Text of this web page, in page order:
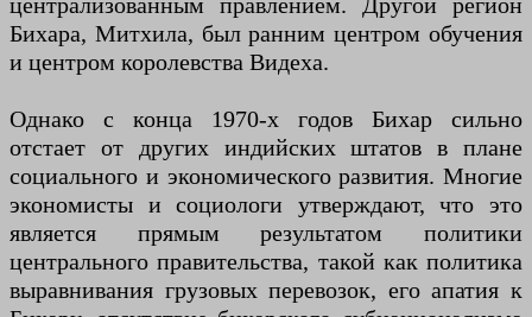
Бихара, Митхила, был ранним центром обучения
и центром королевства Видеха.
Однако с конца 1970-х годов Бихар сильно
отстает от других индийских штатов в плане
социального и экономического развития. Многие
экономисты и социологи утверждают, что это
является прямым результатом политики
центрального правительства, такой как политика
выравнивания грузовых перевозок, его апатия к